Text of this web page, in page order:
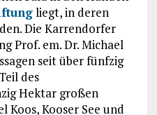
liegt, in deren
Die Karrendorfer
Prof. em. Dr. Michael
seit über fünfzig
des
Hektar großen
Koos, Kooser See und